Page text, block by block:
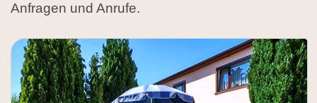
Anfragen und Anrufe.